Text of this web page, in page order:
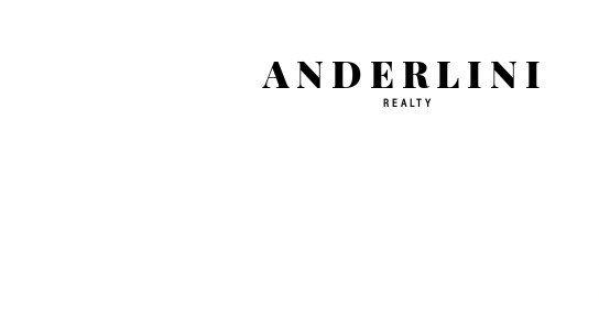
ANDERLINI
REALTY